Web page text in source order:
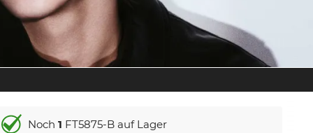
Noch1 FT5875-B auf Lager